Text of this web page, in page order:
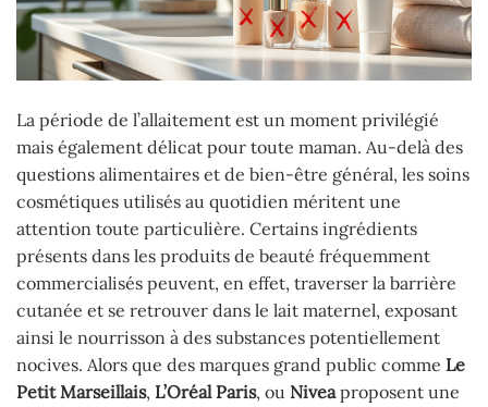
La période de l’allaitement est un moment privilégié
mais également délicat pour toute maman. Au-delà des
questions alimentaires et de bien-être général, les soins
cosmétiques utilisés au quotidien méritent une
attention toute particulière. Certains ingrédients
présents dans les produits de beauté fréquemment
commercialisés peuvent, en effet, traverser la barrière
cutanée et se retrouver dans le lait maternel, exposant
ainsi le nourrisson à des substances potentiellement
nocives. Alors que des marques grand public comme Le
Petit Marseillais, L’Oréal Paris, ou Niveaproposent une